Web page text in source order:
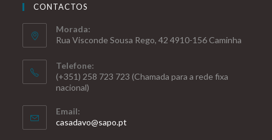
CONTACTOS
Morada:
Rua Visconde Sousa Rego, 42 4910-156 Caminha
Telefone:
(+351) 258 723 723 (Chamada para a rede fixa
nacional)
Email:
casadavo@sapo.pt